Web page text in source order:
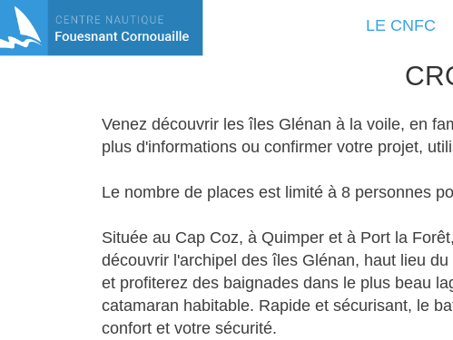
LE CNFC
Venez découvrir les îles Glénan à la voile, en
plus d'informations ou confirmer votre projet,
Le nombre de places est limité à 8 personnes
Située au Cap Coz, à Quimper et à Port la
découvrir l'archipel des îles Glénan, haut lieu
et profiterez des baignades dans le plus beau
catamaran habitable. Rapide et sécurisant, le
confort et votre sécurité.